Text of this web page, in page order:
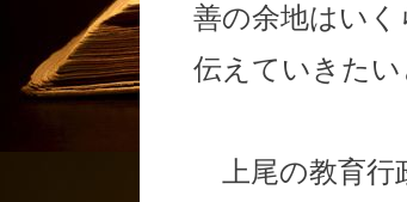
善の余地はい
伝えていきたい
上尾の教育行